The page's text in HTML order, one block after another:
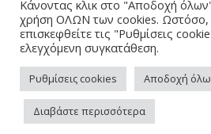
Copyright 2026 © Δήμος Στροβόλου, All
NETinfo Plc
Κάνοντας κλικ στο "Αποδοχή
χρήση ΟΛΩΝ των cookies. Ωστόσο,
επισκεφθείτε τις "Ρυθμίσεις
ελεγχόμενη συγκατάθεση.
Ρυθμίσεις cookies Αποδοχή
Διαβάστε περισσότερα